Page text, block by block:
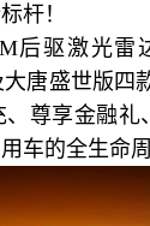
杆！
后驱激光雷
大唐盛世版四
、尊享金融
车的全生命周